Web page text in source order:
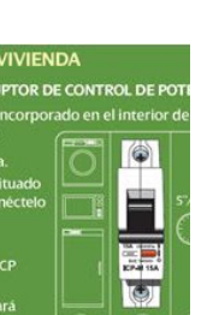
me picó la curiosidad.
información sobre
otra asociación
y la integración ,
ya por lo menos
los medios con datos
la que nos atiene,